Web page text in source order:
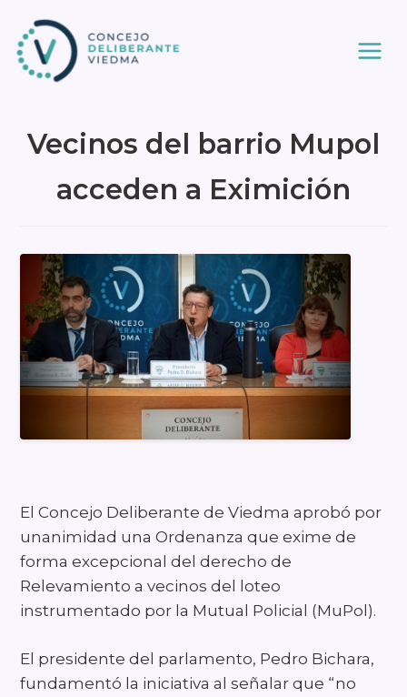
contenido
Vecinos del barrio Mupol
acceden a Eximición
El Concejo Deliberante de Viedma aprobó por
unanimidad una Ordenanza que exime de
forma excepcional del derecho de
Relevamiento a vecinos del loteo
instrumentado por la Mutual Policial (MuPol).
El presidente del parlamento, Pedro Bichara,
fundamentó la iniciativa al señalar que “no